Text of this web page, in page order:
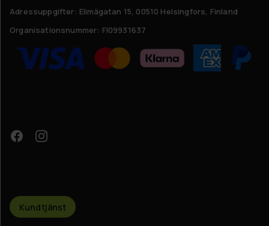
Adressuppgifter: Elimägatan 15, 00510 Helsingfors, Finland
Organisationsnummer: FI09931637
Kundtjänst